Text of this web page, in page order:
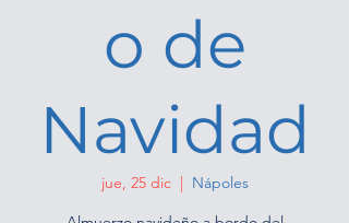
o de
Navidad
jue, 25 dic
  |
Nápoles